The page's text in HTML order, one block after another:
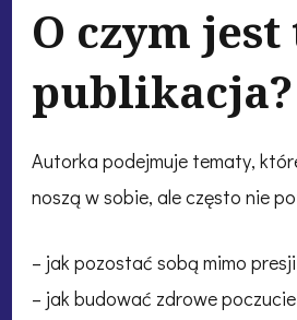
O czym jest
publikacja?
Autorka podejmuje tematy,
noszą w sobie, ale często nie
– jak pozostać sobą mimo
– jak budować zdrowe